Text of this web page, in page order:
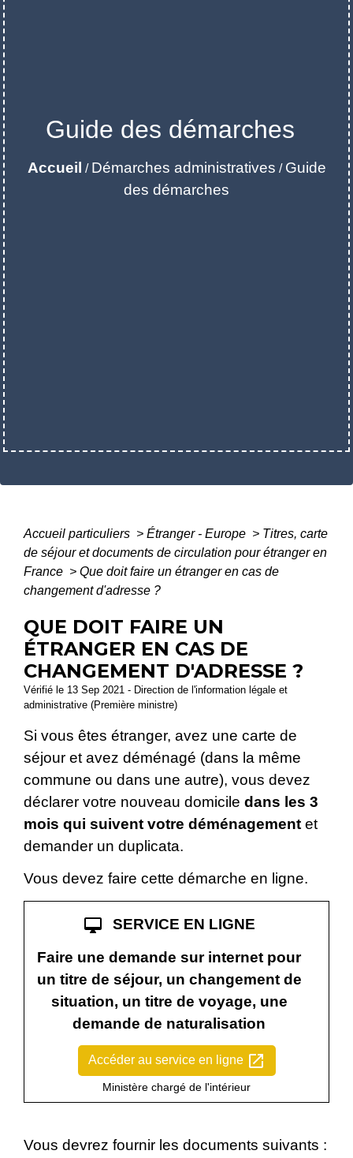
Guide des démarches
Accueil / Démarches administratives / Guide
des démarches
Accueil particuliers > Étranger - Europe > Titres, carte
de séjour et documents de circulation pour étranger en
France > Que doit faire un étranger en cas de
changement d'adresse ?
QUE DOIT FAIRE UN
ÉTRANGER EN CAS DE
CHANGEMENT D'ADRESSE ?
Vérifié le 13 Sep 2021 - Direction de l'information légale et
administrative (Première ministre)
Si vous êtes étranger, avez une carte de
séjour et avez déménagé (dans la même
commune ou dans une autre), vous devez
déclarer votre nouveau domicile dans les 3
mois qui suivent votre déménagement et
demander un duplicata.
Vous devez faire cette démarche en ligne.
desktop_mac
SERVICE EN LIGNE
Faire une demande sur internet pour
un titre de séjour, un changement de
situation, un titre de voyage, une
demande de naturalisation
Accéder au service en ligne open_in_new
Ministère chargé de l'intérieur
Vous devrez fournir les documents suivants :